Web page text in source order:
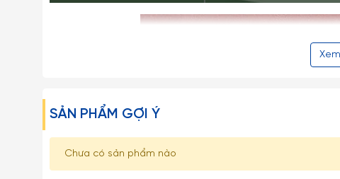
SẢN PHẨM GỢI Ý
Chưa có sản phẩm nào